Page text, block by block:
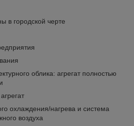
в городской черте
облика: агрегат полностью
охлаждения/нагрева и система
воздуха